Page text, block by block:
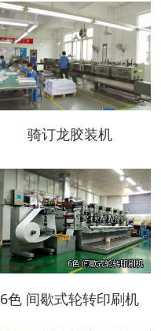
骑订龙胶装机
6色 间歇式轮转印刷机